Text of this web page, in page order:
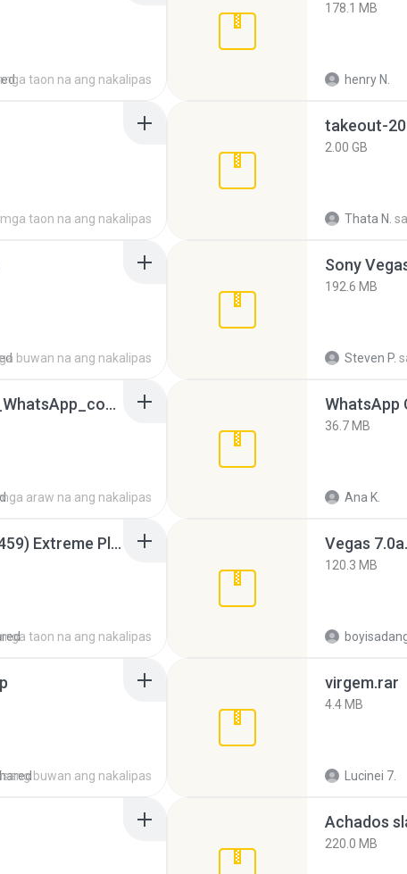
taon na ang nakalipas
178.1 MB
henry N.
taon na ang nakalipas
takeout-
2.00 GB
Thata N. sa
buwan na ang nakalipas
192.6 MB
Steven P.
65536533_Conversa_do_WhatsApp_com_Meu_Esposo.zip
araw na ang nakalipas
WhatsApp
36.7 MB
Ana K.
Intel HD Graphics 3000 (4459) Extreme Plus 2.0.zip
taon na ang nakalipas
Vegas
120.3 MB
isang buwan ang nakalipas
virgem.rar
4.4 MB
Lucinei 7.
Achados
220.0 MB